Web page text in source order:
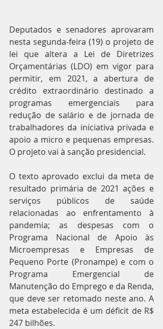
Deputados e senadores aprovaram
nesta segunda-feira (19) o projeto de
lei que altera a Lei de Diretrizes
Orçamentárias (LDO) em vigor para
permitir, em 2021, a abertura de
crédito extraordinário destinado a
programas emergenciais para
redução de salário e de jornada de
trabalhadores da iniciativa privada e
apoio a micro e pequenas empresas.
O projeto vai à sanção presidencial.
O texto aprovado exclui da meta de
resultado primária de 2021 ações e
serviços públicos de saúde
relacionadas ao enfrentamento à
pandemia; as despesas com o
Programa Nacional de Apoio às
Microempresas e Empresas de
Pequeno Porte (Pronampe) e com o
Programa Emergencial de
Manutenção do Emprego e da Renda,
que deve ser retomado neste ano. A
meta estabelecida é um déficit de R$
247 bilhões.